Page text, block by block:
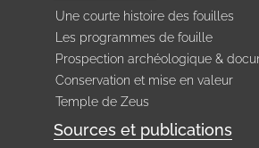
Une courte histoire des fouilles
Les programmes de fouille
Prospection archéologique &
Conservation et mise en valeur
Temple de Zeus
Sources et publications